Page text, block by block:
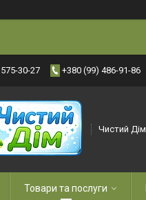
30-27 +380 (99) 486-91-86
Чистий Дім
Товари та послуги